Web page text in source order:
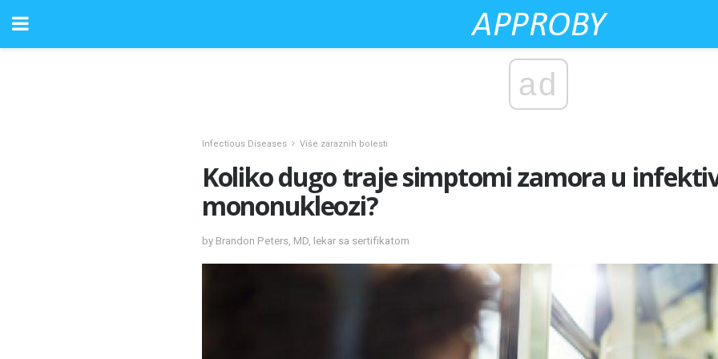
ad
Infectious Diseases Više zaraznih bolesti
Koliko dugo traje simptomi zamora u
mononukleozi?
by Brandon Peters, MD, lekar sa sertifikatom